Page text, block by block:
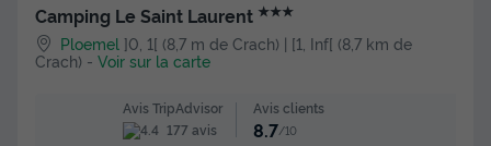
Camping Le Saint Laurent ★★★
Ploemel ]0, 1[ (8,7 m de Crach) | [1, Inf[ (8,7 km de
Crach) - Voir sur la carte
Avis TripAdvisor
177 avis
Avis clients
8.7/10